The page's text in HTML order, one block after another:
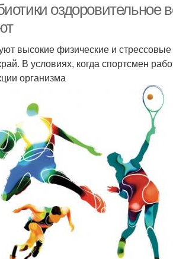
оздоровительное
высокие физические и
В условиях, когда спортсмен
организма